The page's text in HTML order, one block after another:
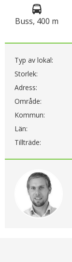
Buss, 400 m
Typ av lokal:
Storlek:
Adress:
Område:
Kommun:
Län:
Tillträde: